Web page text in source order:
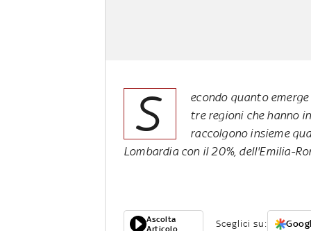
S
econdo quanto
tre regioni che hanno
raccolgono insieme
Lombardia con il 20%, dell'Emilia-
Ascolta
Articolo
Sceglici su: